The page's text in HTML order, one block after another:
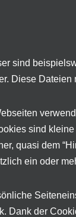
sind
Diese Dateien
sind
quasi dem
ein oder
Dank der